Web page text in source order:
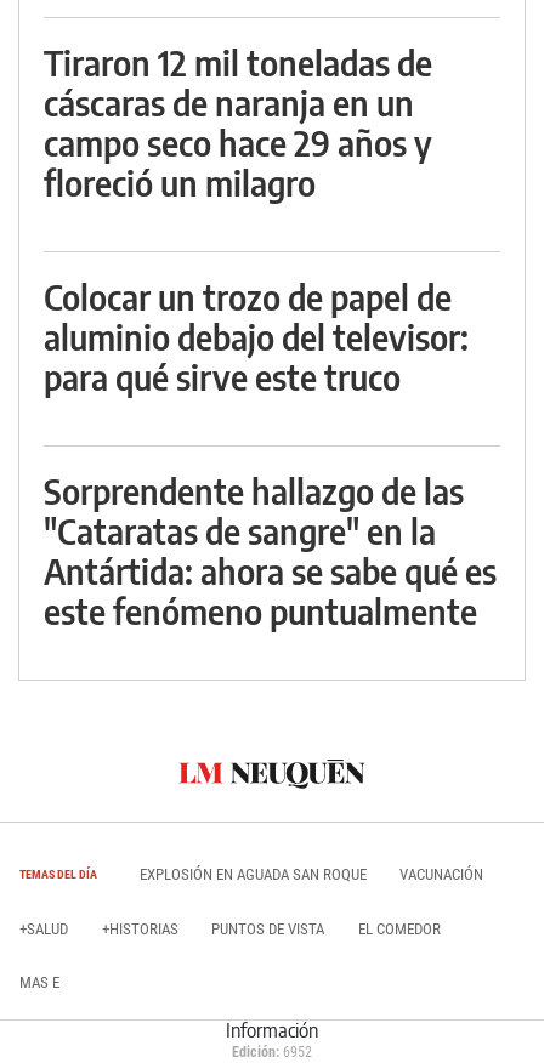
Tiraron 12 mil toneladas de
cáscaras de naranja en un
campo seco hace 29 años y
floreció un milagro
Colocar un trozo de papel de
aluminio debajo del televisor:
para qué sirve este truco
Sorprendente hallazgo de las
"Cataratas de sangre" en la
Antártida: ahora se sabe qué es
este fenómeno puntualmente
TEMAS DEL DÍA EXPLOSIÓN EN AGUADA SAN ROQUE VACUNACIÓN
+SALUD +HISTORIAS PUNTOS DE VISTA EL COMEDOR
MAS E
Información
Edición: 6952